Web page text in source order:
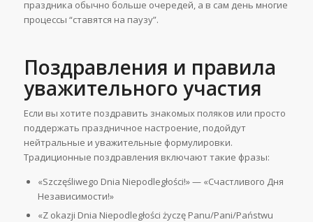
праздника обычно больше очередей, а в сам день многие
процессы “ставятся на паузу”.
Поздравления и правила
уважительного участия
Если вы хотите поздравить знакомых поляков или просто
поддержать праздничное настроение, подойдут
нейтральные и уважительные формулировки.
Традиционные поздравления включают такие фразы:
«Szczęśliwego Dnia Niepodległości!» — «Счастливого Дня
Независимости!»
«Z okazji Dnia Niepodległości życzę Panu/Pani/Państwu